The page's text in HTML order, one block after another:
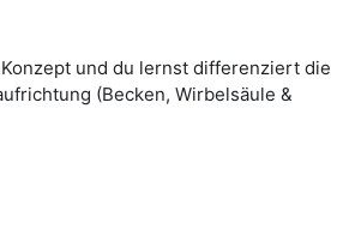
und du lernst differenziert die
(Becken, Wirbelsäule &